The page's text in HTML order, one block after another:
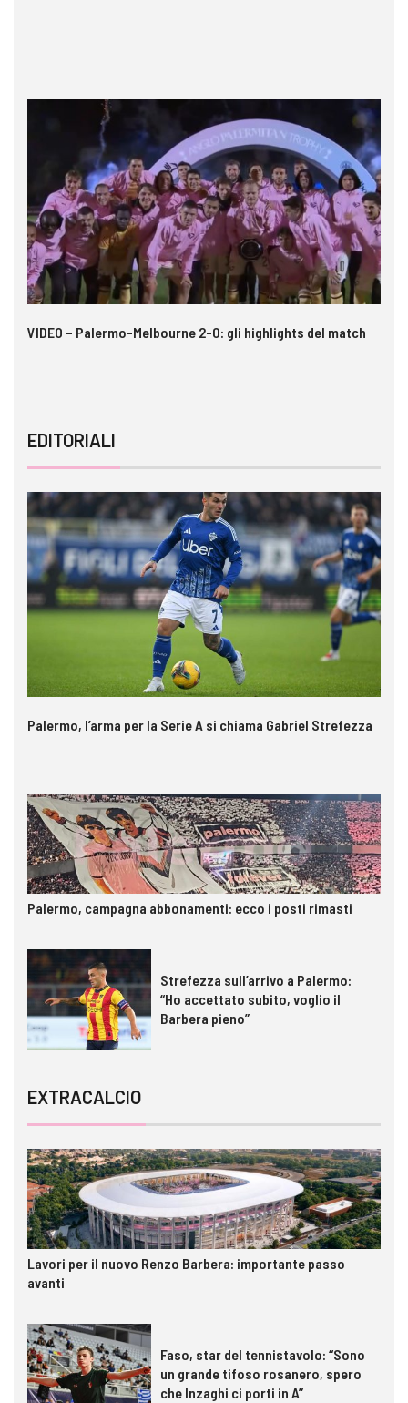
VIDEO – Palermo-Melbourne 2-0: gli highlights del match
EDITORIALI
Palermo, l’arma per la Serie A si chiama Gabriel Strefezza
Palermo, campagna abbonamenti: ecco i posti rimasti
Strefezza sull’arrivo a Palermo:
“Ho accettato subito, voglio il
Barbera pieno”
EXTRACALCIO
Lavori per il nuovo Renzo Barbera: importante passo
avanti
Faso, star del tennistavolo: “Sono
un grande tifoso rosanero, spero
che Inzaghi ci porti in A”